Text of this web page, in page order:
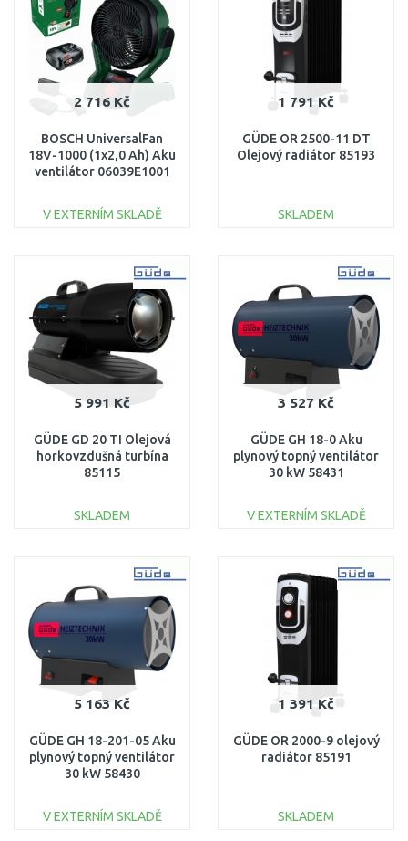
2 716 Kč
BOSCH UniversalFan
18V-1000 (1x2,0 Ah) Aku
ventilátor 06039E1001
V EXTERNÍM SKLADĚ
Porovnat
1 791 Kč
GÜDE OR 2500-11 DT
Olejový radiátor 85193
SKLADEM
Porovnat
5 991 Kč
GÜDE GD 20 TI Olejová
horkovzdušná turbína
85115
SKLADEM
Porovnat
3 527 Kč
GÜDE GH 18-0 Aku
plynový topný ventilátor
30 kW 58431
V EXTERNÍM SKLADĚ
Porovnat
5 163 Kč
GÜDE GH 18-201-05 Aku
plynový topný ventilátor
30 kW 58430
V EXTERNÍM SKLADĚ
1 391 Kč
GÜDE OR 2000-9 olejový
radiátor 85191
SKLADEM